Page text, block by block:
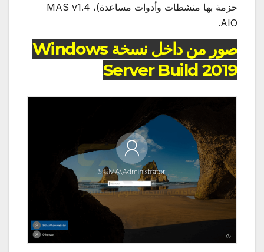
حزمة بها منشطات وأدوات مساعدة)، MAS v1.4
AIO.
صور من داخل نسخة Windows
Server Build 2019